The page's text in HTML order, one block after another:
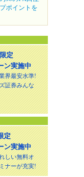
ポイントを
定
ン実施中
界最安水準!
証券みんな
定
ン実施中
しい無料オ
ナーが充実!